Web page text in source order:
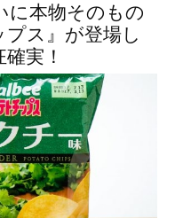
に本物そのもの
ス』が登場し
実！